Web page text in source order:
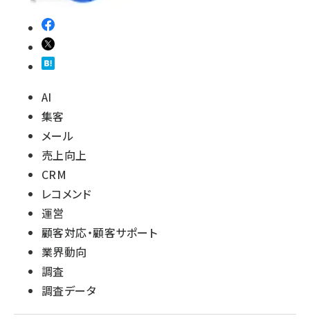
AI
集客
メール
売上向上
CRM
レコメンド
運営
顧客対応・顧客サポート
業界動向
調査
調査データ
参加登録はこちら↑